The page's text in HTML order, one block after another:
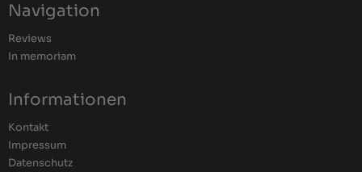
Navigation
Reviews
In memoriam
Informationen
Kontakt
Impressum
Datenschutz